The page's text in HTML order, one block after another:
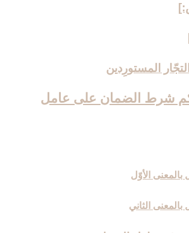
المستورِدين
(2) حكم شرط الضمان على عامل
الأوّل
الثاني